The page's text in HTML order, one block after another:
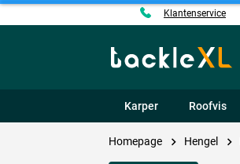
Klantenservice
Karper Roofvis
Homepage Hengel